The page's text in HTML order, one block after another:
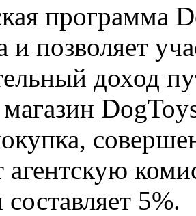
программа
и позволяет
доход
агентскую
5%.